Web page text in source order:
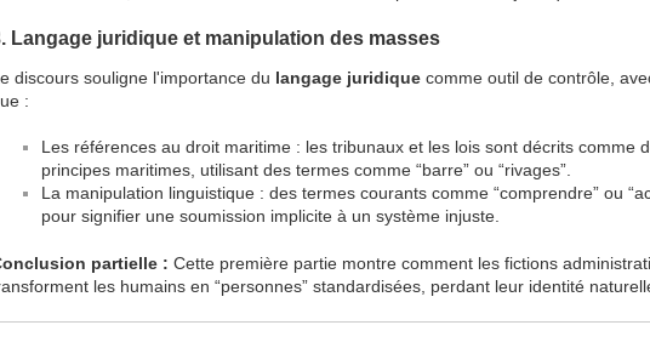
Langage juridique et manipulation des masses
discours souligne l'importance du langage juridique comme outil de contrôle,
:
Les références au droit maritime : les tribunaux et les lois sont décrits comme
principes maritimes, utilisant des termes comme “barre” ou “rivages”.
La manipulation linguistique : des termes courants comme “comprendre” ou
pour signifier une soumission implicite à un système injuste.
partielle : Cette première partie montre comment les fictions
les humains en “personnes” standardisées, perdant leur identité